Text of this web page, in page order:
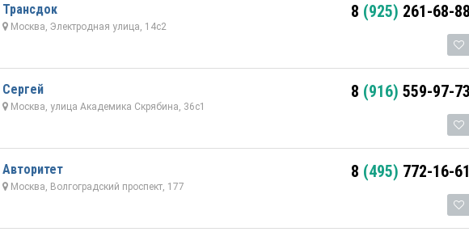
Трансдок
Москва, Электродная улица, 14с2
8 (925) 261-68-88
Сергей
Москва, улица Академика Скрябина, 36с1
8 (916) 559-97-73
Авторитет
Москва, Волгоградский проспект, 177
8 (495) 772-16-61